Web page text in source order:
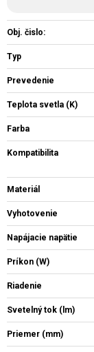
Obj. čislo:
Typ
Prevedenie
Teplota svetla (K)
Farba
Kompatibilita
Materiál
Vyhotovenie
Napájacie napätie
Príkon (W)
Riadenie
Svetelný tok (lm)
Priemer (mm)